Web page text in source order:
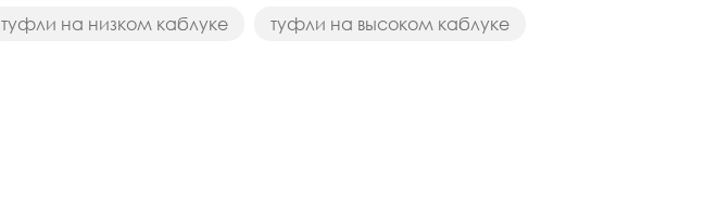
туфли на низком каблуке туфли на высоком каблуке